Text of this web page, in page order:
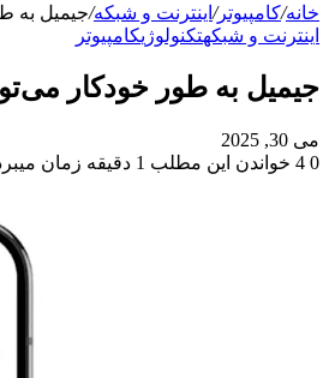
خانه/کامپیوتر/ اینترنت و شبکه/جیمیل به
اینترنت و شبکهتکنولوژیکامپیوتر
جیمیل به طور خودکار
می 30, 2025
0
خواندن این مطلب 1 دقیقه زمان میبرد